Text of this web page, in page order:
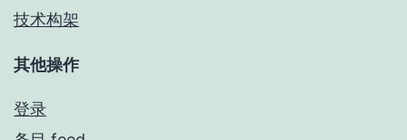
技术构架
其他操作
登录